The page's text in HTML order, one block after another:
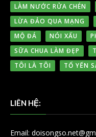
LÀM NƯỚC RỬA CHÉN
LỪA ĐẢO QUA MẠNG
MỘ ĐÁ
NÓI XẤU
SỮA CHUA LÀM ĐẸP
TÔI LÀ TÔI
TỔ YẾN
LIÊN HỆ:
Email: